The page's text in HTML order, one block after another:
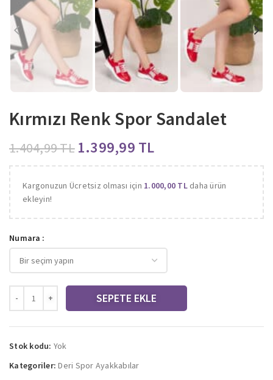
Kırmızı Renk Spor Sandalet
1.404,99TL 1.399,99 TL
Kargonuzun Ücretsiz olması için 1.000,00 TLdaha ürün
ekleyin!
Numara
SEPETE EKLE
Stok kodu: Yok
Kategoriler: Deri Spor Ayakkabılar